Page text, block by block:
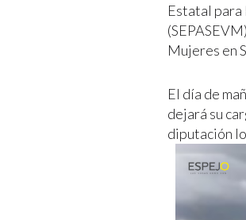
Estatal
Mujeres en
El día de
dejará su
diputación